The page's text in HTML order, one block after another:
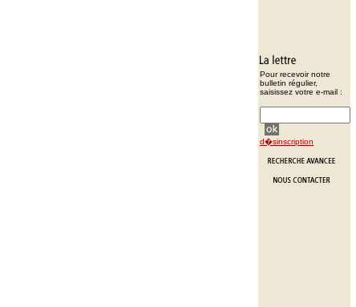
Pour recevoir notre
bulletin régulier,
saisissez votre e-mail :
d�sinscription